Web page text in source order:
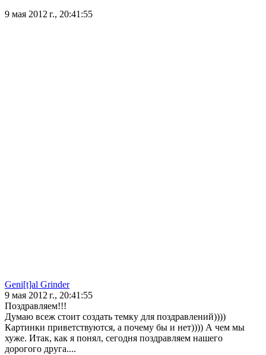
9 мая 2012 г., 20:41:55
Geni[t]al Grinder
9 мая 2012 г., 20:41:55
Поздравляем!!!
Думаю всеж стоит создать темку для поздравлений))))
Картинки приветствуются, а почему бы и нет)))) А чем мы
хуже. Итак, как я понял, сегодня поздравляем нашего
дорогого друга....